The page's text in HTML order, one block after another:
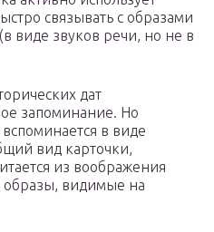
связывать с образами
виде звуков речи, но не в
дат
запоминание. Но
в виде
вид карточки,
из воображения
образы, видимые на